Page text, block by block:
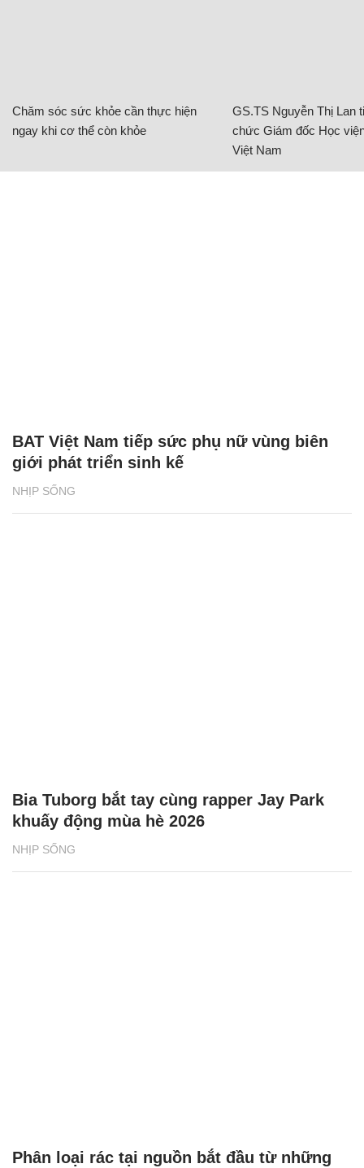
Chăm sóc sức khỏe cần thực hiện
ngay khi cơ thể còn khỏe
GS.TS Nguyễn Thị Lan
chức Giám đốc Học
Việt Nam
NHỊP SỐNG
BAT Việt Nam tiếp sức phụ nữ vùng biên
giới phát triển sinh kế
NHỊP SỐNG
Bia Tuborg bắt tay cùng rapper Jay Park
khuấy động mùa hè 2026
Phân loại rác tại nguồn bắt đầu từ những